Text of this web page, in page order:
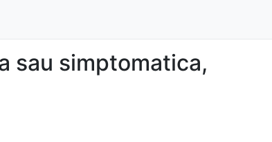
sau simptomatica,